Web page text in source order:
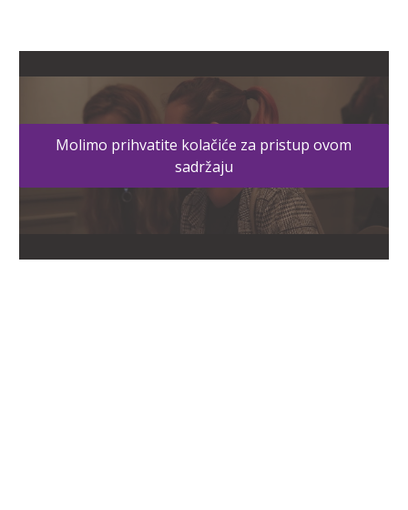
Molimo prihvatite kolačiće za pristup ovom
sadržaju